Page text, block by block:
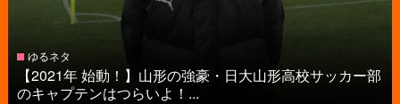
ゆるネタ
【2021年 始動！】山形の強豪・日大山形高校サッカー部
のキャプテンはつらいよ！...